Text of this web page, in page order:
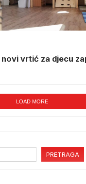
vrtić za djecu
LOAD MORE
PRETRAGA